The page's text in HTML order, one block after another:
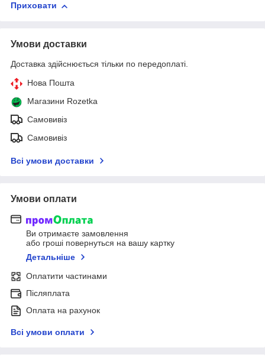
Приховати
Умови доставки
Доставка здійснюється тільки по передоплаті.
Нова Пошта
Магазини Rozetka
Самовивіз
Самовивіз
Всі умови доставки
Умови оплати
Ви отримаєте замовлення
або гроші повернуться на вашу картку
Детальніше
Оплатити частинами
Післяплата
Оплата на рахунок
Всі умови оплати